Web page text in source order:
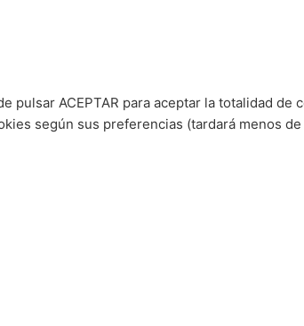
ACEPTAR para aceptar la totalidad de
según sus preferencias (tardará menos